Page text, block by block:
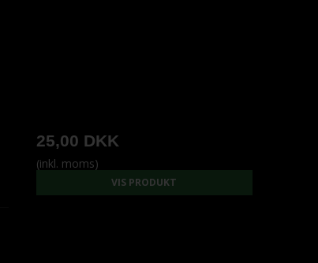
25,00 DKK
(inkl. moms)
VIS PRODUKT